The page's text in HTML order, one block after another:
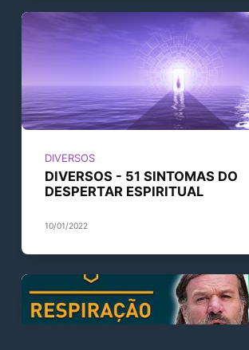
DIVERSOS
DIVERSOS - 51 SINTOMAS DO
DESPERTAR ESPIRITUAL
10/01/2022